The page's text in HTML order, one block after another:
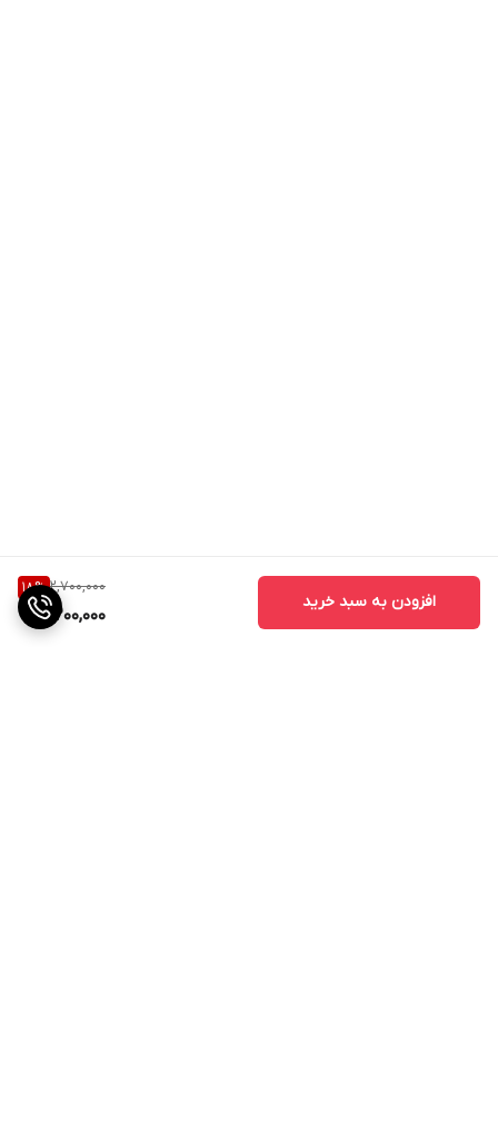
2,700,000
18%
2,200,000
افزودن به سبد خرید